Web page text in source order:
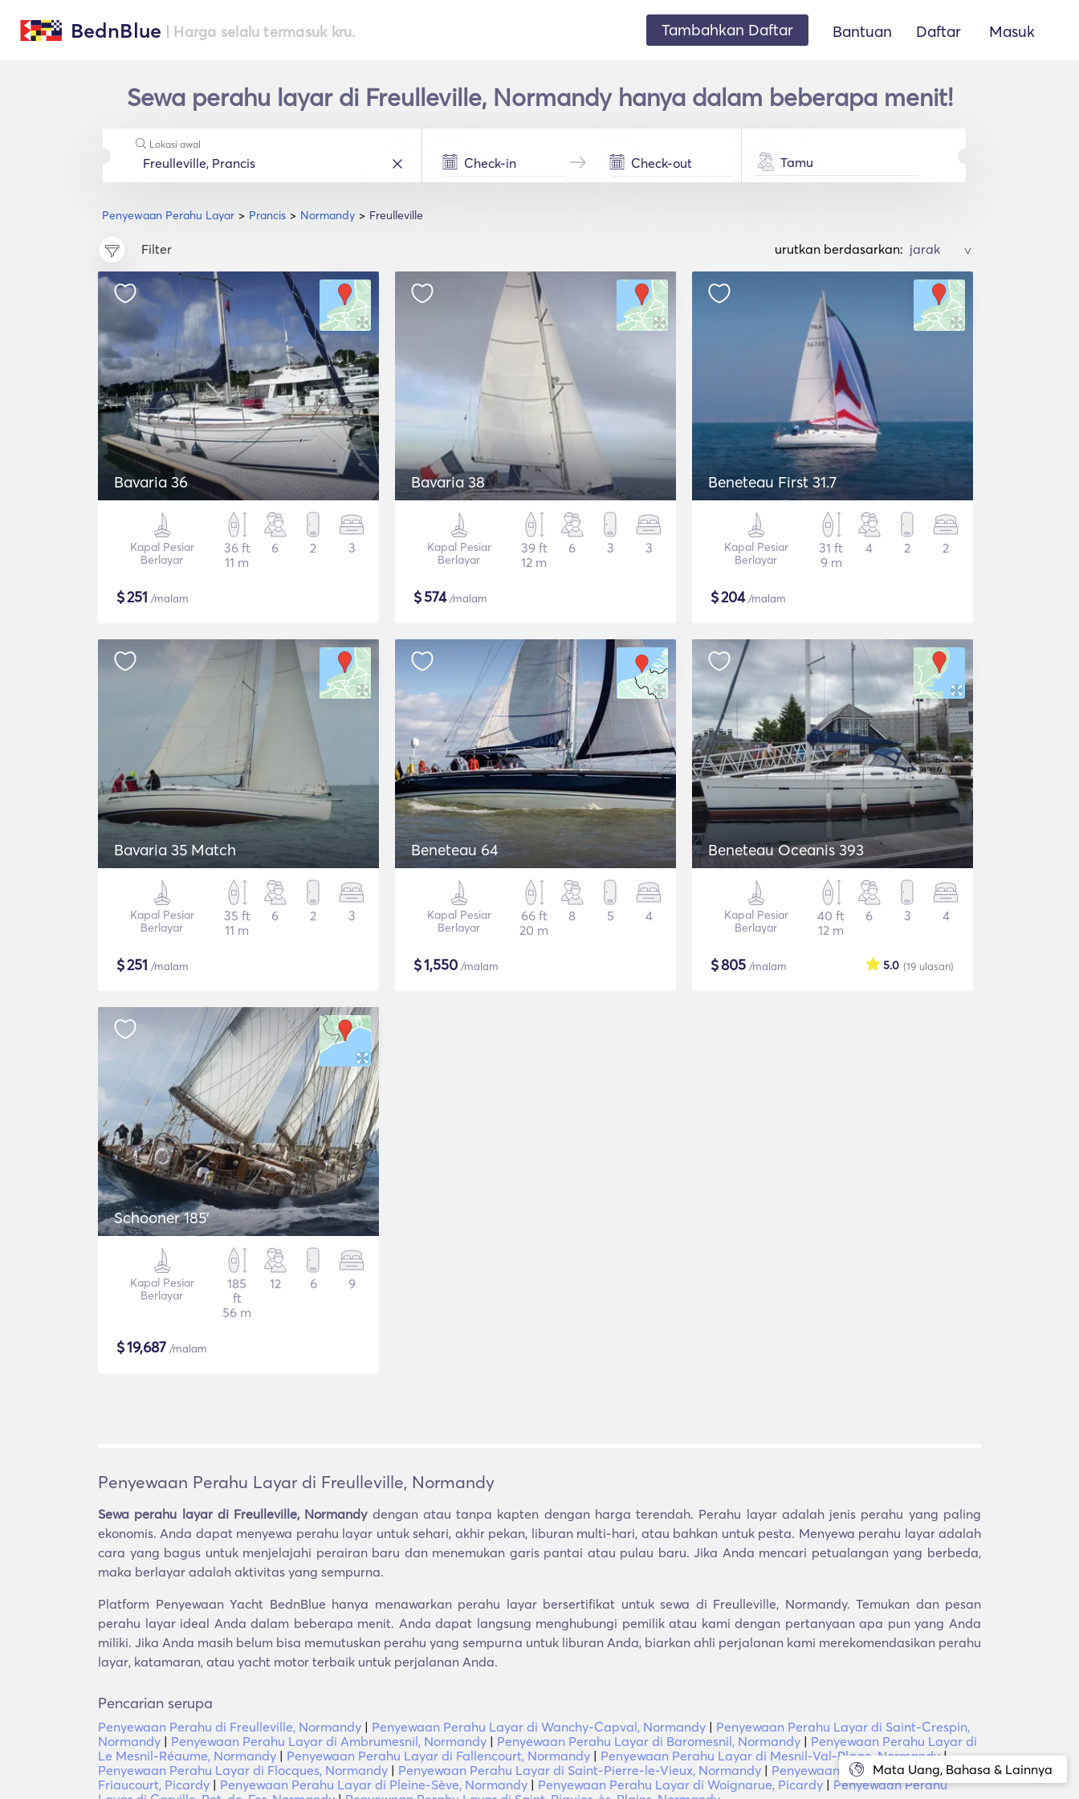
BednBlue | Harga selalu termasuk kru. Tambahkan Daftar Bantuan Daftar Masuk
Sewa perahu layar di Freulleville, Normandy hanya dalam beberapa menit!
Penyewaan Perahu Layar Prancis Normandy Freulleville
Lokasi awal
Tamu
Filter urutkan berdasarkan: >
Bavaria 36
Kapal Pesiar
Berlayar
36 ft
11 m
6 2 3
$251 /malam
Bavaria 38
Kapal Pesiar
Berlayar
39 ft
12 m
6 3 3
$574/malam
Beneteau First 31.7
Kapal Pesiar
Berlayar
31 ft
9 m
4 2 2
$204/malam
Bavaria 35 Match
Kapal Pesiar
Berlayar
35 ft
11 m
6 2 3
$251 /malam
Beneteau 64
Kapal Pesiar
Berlayar
66 ft
20 m
8 5 4
$1,550 /malam
Beneteau Oceanis 393
Kapal Pesiar
Berlayar
40 ft
12 m
6 3 4
$805 /malam (19 ulasan)
5.0
Schooner 185'
Kapal Pesiar
Berlayar
185
ft
56 m
12 6 9
$19,687 /malam
Mata Uang, Bahasa & Lainnya
Penyewaan Perahu Layar di Freulleville, Normandy
Sewa perahu layar di Freulleville, Normandydengan atau tanpa kapten dengan harga terendah. Perahu layar adalah jenis perahu yang paling
ekonomis. Anda dapat menyewa perahu layar untuk sehari, akhir pekan, liburan multi-hari, atau bahkan untuk pesta. Menyewa perahu layar adalah
cara yang bagus untuk menjelajahi perairan baru dan menemukan garis pantai atau pulau baru. Jika Anda mencari petualangan yang berbeda,
maka berlayar adalah aktivitas yang sempurna.
Platform Penyewaan Yacht BednBlue hanya menawarkan perahu layar bersertifikat untuk sewa di Freulleville, Normandy. Temukan dan pesan
perahu layar ideal Anda dalam beberapa menit. Anda dapat langsung menghubungi pemilik atau kami dengan pertanyaan apa pun yang Anda
miliki. Jika Anda masih belum bisa memutuskan perahu yang sempurna untuk liburan Anda, biarkan ahli perjalanan kami merekomendasikan perahu
layar, katamaran, atau yacht motor terbaik untuk perjalanan Anda.
Pencarian serupa
Penyewaan Perahu di Freulleville, Normandy | Penyewaan Perahu Layar di Wanchy-Capval, Normandy | Penyewaan Perahu Layar di Saint-Crespin,
Normandy | Penyewaan Perahu Layar di Ambrumesnil, Normandy | Penyewaan Perahu Layar di Baromesnil, Normandy | Penyewaan Perahu Layar di
Le Mesnil-Réaume, Normandy | Penyewaan Perahu Layar di Fallencourt, Normandy | Penyewaan Perahu Layar di Mesnil-Val-Plage, Normandy|
Penyewaan Perahu Layar di Flocques, Normandy | Penyewaan Perahu Layar di Saint-Pierre-le-Vieux, Normandy | Penyewaan Perahu Layar di
Friaucourt, Picardy | Penyewaan Perahu Layar di Pleine-Sève, Normandy | Penyewaan Perahu Layar di Woignarue, Picardy | Penyewaan Perahu